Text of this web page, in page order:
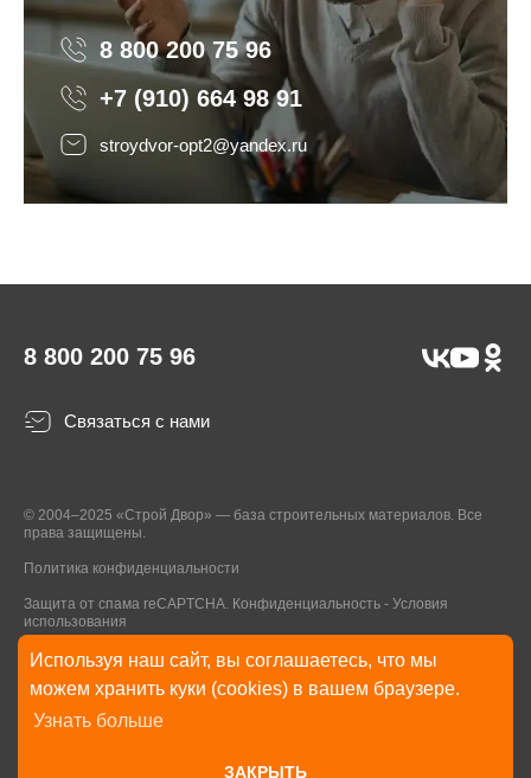
Используя наш сайт, вы соглашаетесь, что мы
можем хранить куки (cookies) в вашем браузере.
Узнать больше
ЗАКРЫТЬ
8 800 200 75 96 8 800 200 75 96
+7 (910) 664 98 91
stroydvor-opt2@yandex.ru
8 800 200 75 96
Связаться с нами
© 2004–2025 «Строй Двор» — база строительных материалов. Все
права защищены.
Политика конфиденциальности
Защита от спама reCAPTCHA. Конфиденциальность - Условия
использования
* Указанные на Сайте цены, комплектации, описания и технические
характеристики могут быть изменены в любое время без уведомления
пользователей Сайта. Внешний вид товаров и упаковки может